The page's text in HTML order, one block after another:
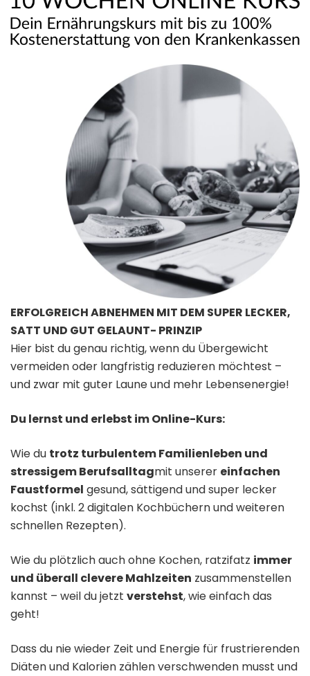
ERFOLGREICH ABNEHMEN MIT DEM SUPER LECKER,
SATT UND GUT GELAUNT- PRINZIP
Hier bist du genau richtig, wenn du Übergewicht
vermeiden oder langfristig reduzieren möchtest –
und zwar mit guter Laune und mehr Lebensenergie!
Du lernst und erlebst im Online-Kurs:
Wie du trotz turbulentem Familienleben und
stressigem Berufsalltagmit unserer einfachen
Faustformel gesund, sättigend und super lecker
kochst (inkl. 2 digitalen Kochbüchern und weiteren
schnellen Rezepten).
Wie du plötzlich auch ohne Kochen, ratzifatz immer
und überall clevere Mahlzeiten zusammenstellen
kannst – weil du jetzt verstehst, wie einfach das
geht!
Dass du nie wieder Zeit und Energie für frustrierenden
Diäten und Kalorien zählen verschwenden musst und